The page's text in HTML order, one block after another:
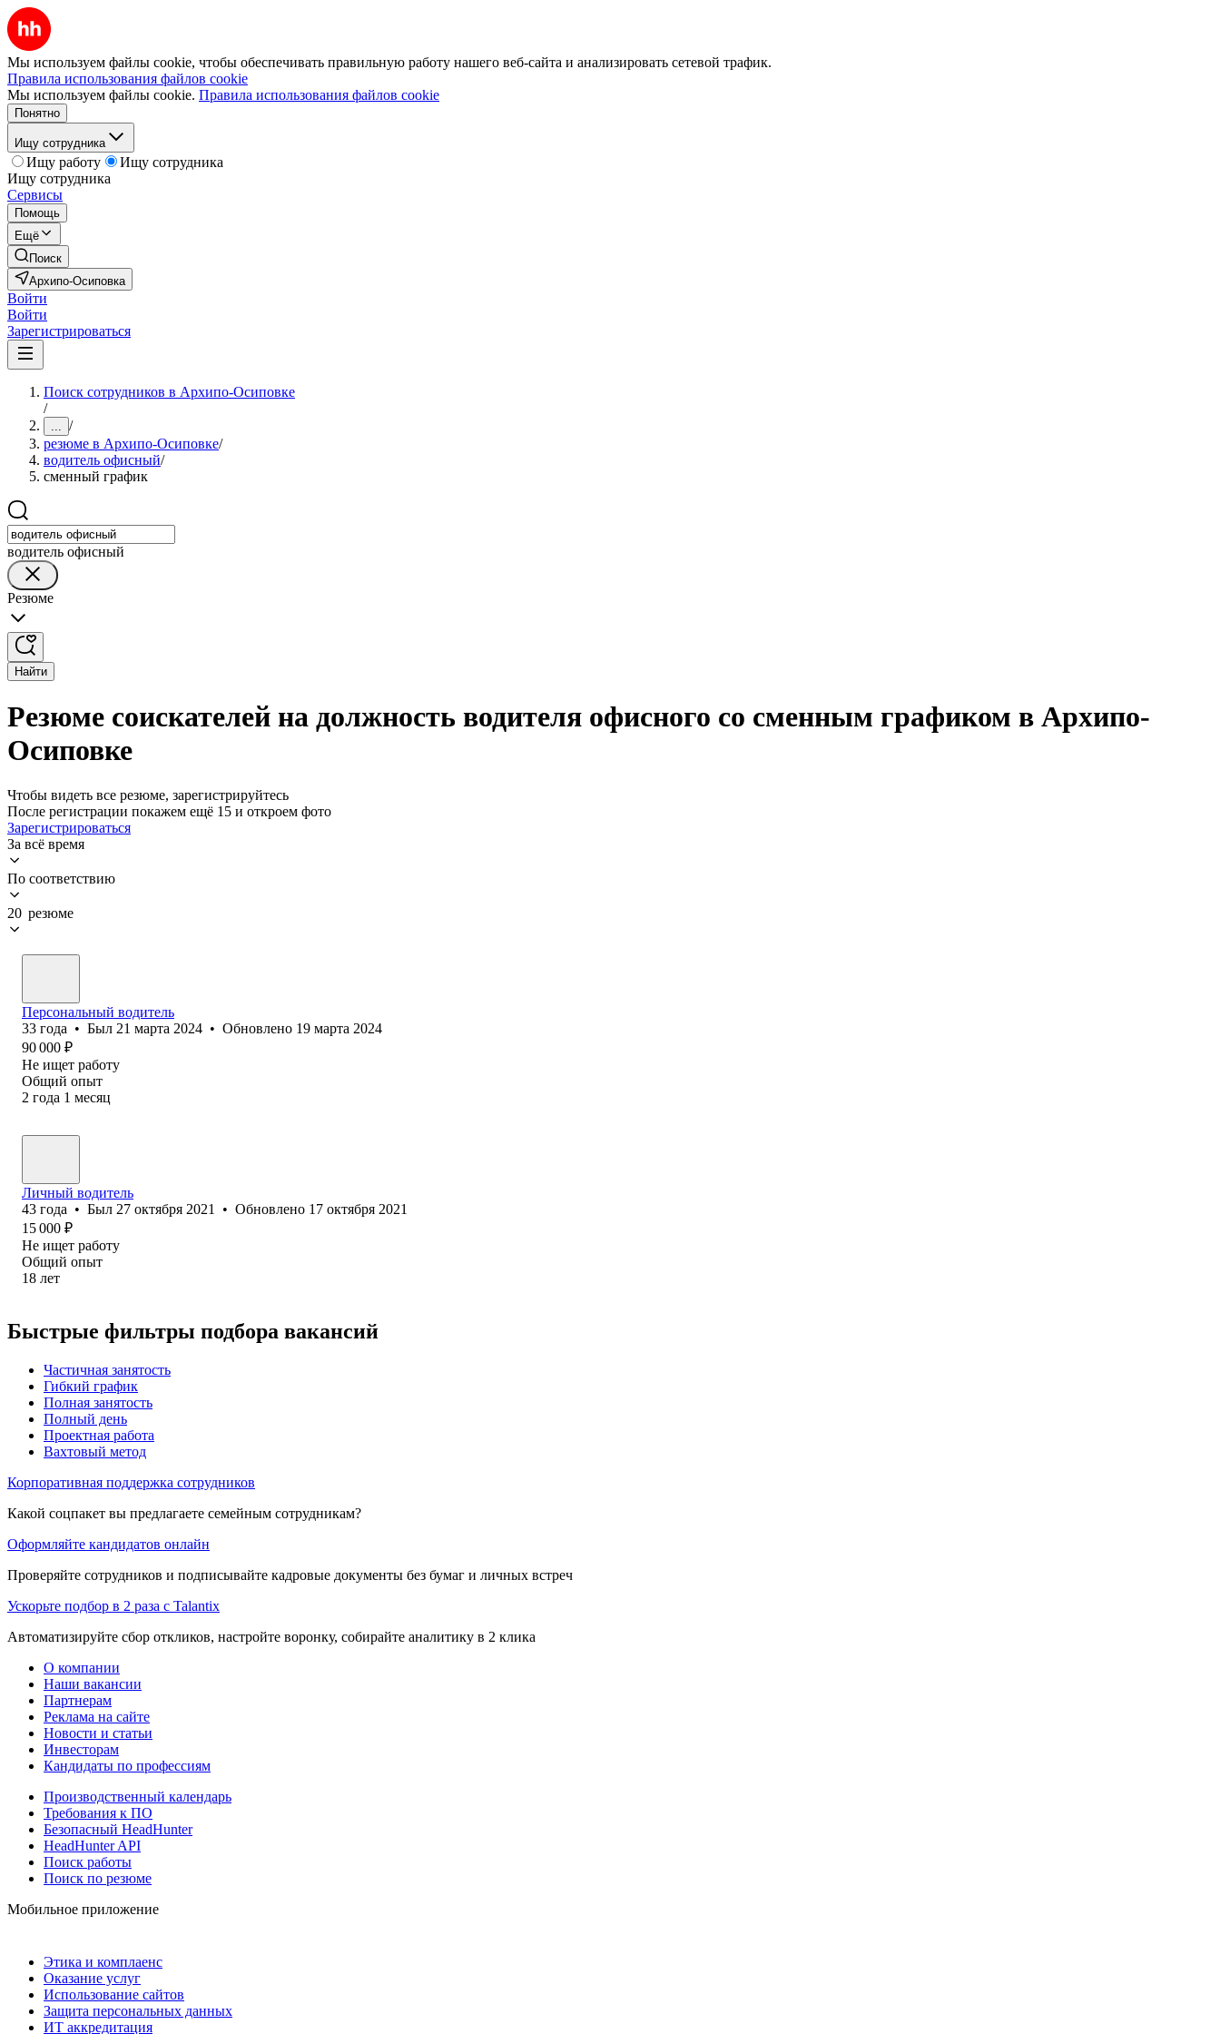
Мы используем файлы cookie, чтобы обеспечивать правильную работу нашего веб-сайта и анализировать сетевой трафик.
Правила использования файлов cookie
Мы используем файлы cookie. Правила использования файлов cookie
Понятно
Ищу сотрудника
Ищу работу
Ищу сотрудника
Ищу сотрудника
Сервисы
Помощь
Ещё
Поиск
Архипо-Осиповка
Войти
Войти
Зарегистрироваться
Поиск сотрудников в Архипо-Осиповке
/
... /
резюме в Архипо-Осиповке/
водитель офисный/
сменный график
водитель офисный
Резюме
Найти
Резюме соискателей на должность водителя офисного со сменным графиком в Архипо-
Осиповке
Чтобы видеть все резюме, зарегистрируйтесь
После регистрации покажем ещё 15 и откроем фото
Зарегистрироваться
За всё время
По соответствию
20 резюме
Персональный водитель
33 года • Был 21 марта 2024 • Обновлено 19 марта 2024
90 000 ₽
Не ищет работу
Общий опыт
2 года 1 месяц
Личный водитель
43 года • Был 27 октября 2021 • Обновлено 17 октября 2021
15 000 ₽
Не ищет работу
Общий опыт
18 лет
Быстрые фильтры подбора вакансий
Частичная занятость
Гибкий график
Полная занятость
Полный день
Проектная работа
Вахтовый метод
Корпоративная поддержка сотрудников
Какой соцпакет вы предлагаете семейным сотрудникам?
Оформляйте кандидатов онлайн
Проверяйте сотрудников и подписывайте кадровые документы без бумаг и личных встреч
Ускорьте подбор в 2 раза с Talantix
Автоматизируйте сбор откликов, настройте воронку, собирайте аналитику в 2 клика
О компании
Наши вакансии
Партнерам
Реклама на сайте
Новости и статьи
Инвесторам
Кандидаты по профессиям
Производственный календарь
Требования к ПО
Безопасный HeadHunter
HeadHunter API
Поиск работы
Поиск по резюме
Мобильное приложение
Этика и комплаенс
Оказание услуг
Использование сайтов
Защита персональных данных
ИТ аккредитация